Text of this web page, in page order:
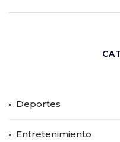
Deportes
Entretenimiento